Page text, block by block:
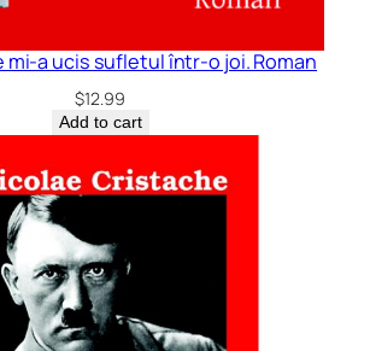
mi-a ucis sufletul într-o joi. Roman
$12.99
Add to cart